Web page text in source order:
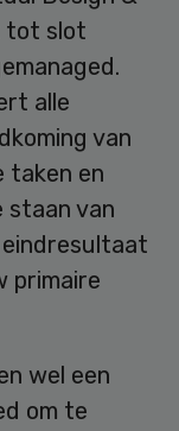
tot slot
alle
van
taken en
van
primaire
wel een
om te